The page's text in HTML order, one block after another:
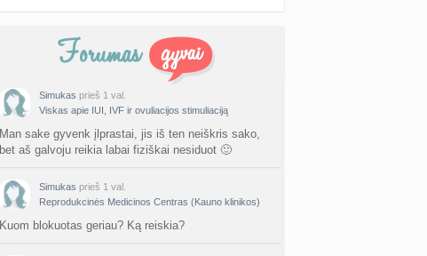
Simukas prieš 1 val.
Viskas apie IUI, IVF ir ovuliacijos stimuliaciją
Man sake gyvenk įlprastai, jis iš ten neiškris sako,
bet aš galvoju reikia labai fiziškai nesiduot 🙂
Simukas prieš 1 val.
Reprodukcinės Medicinos Centras (Kauno klinikos)
Kuom blokuotas geriau? Ką reiskia?